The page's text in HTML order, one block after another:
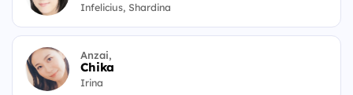
Infelicius, Shardina
Anzai,
Chika
Irina